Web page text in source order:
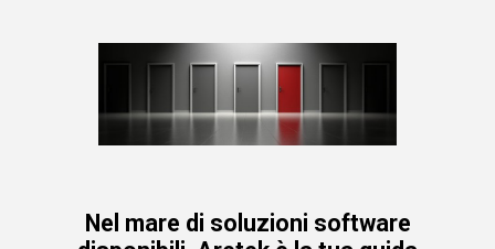
Nel mare di soluzioni software